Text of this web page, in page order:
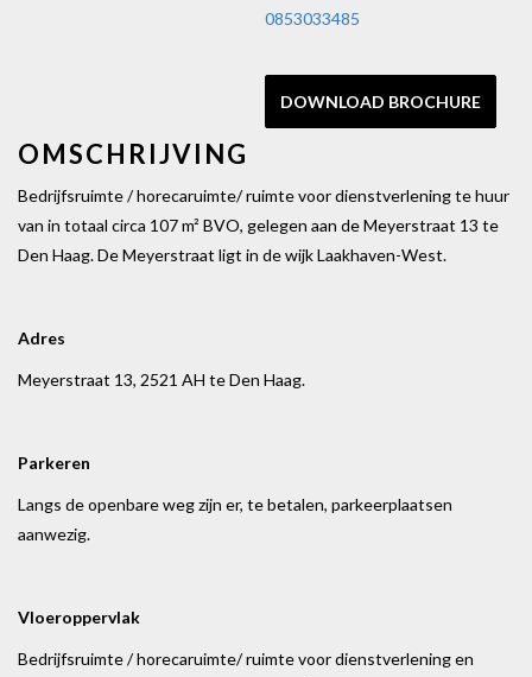
0853033485
DOWNLOAD BROCHURE
OMSCHRIJVING
Bedrijfsruimte / horecaruimte/ ruimte voor dienstverlening te huur
van in totaal circa 107 m² BVO, gelegen aan de Meyerstraat 13 te
Den Haag. De Meyerstraat ligt in de wijk Laakhaven-West.
Adres
Meyerstraat 13, 2521 AH te Den Haag.
Parkeren
Langs de openbare weg zijn er, te betalen, parkeerplaatsen
aanwezig.
Vloeroppervlak
Bedrijfsruimte / horecaruimte/ ruimte voor dienstverlening en